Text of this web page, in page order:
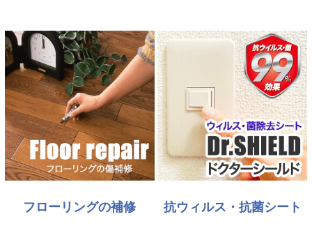
フローリングの補修 抗ウィルス・抗菌シート